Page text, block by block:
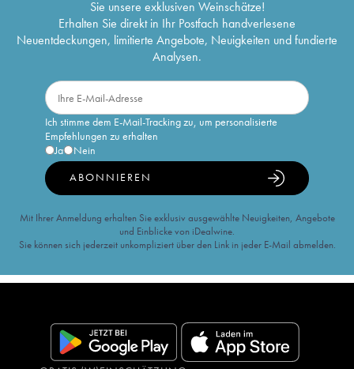
Sie unsere exklusiven Weinschätze!
Erhalten Sie direkt in Ihr Postfach handverlesene
Neuentdeckungen, limitierte Angebote, Neuigkeiten und fundierte
Analysen.
Ich stimme dem E-Mail-Tracking zu, um personalisierte
Empfehlungen zu erhalten
Ja
Nein
ABONNIEREN
Mit Ihrer Anmeldung erhalten Sie exklusiv ausgewählte Neuigkeiten, Angebote
und Einblicke von iDealwine.
Sie können sich jederzeit unkompliziert über den Link in jeder E-Mail abmelden.